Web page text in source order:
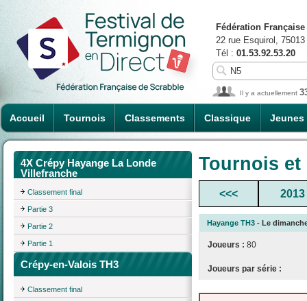
Accueil Tournois Classements Classique Jeunes
Fédération
22 rue Esquirol,
Tél : 01.53.92.53.20
Il y a actuellement
4X Crépy Hayange La Londe
Villefranche
Classement final
Partie 3
Partie 2
Partie 1
Crépy-en-Valois TH3
Classement final
Tournois
<<< 2013
Hayange TH3 - Le
Joueurs : 80
Joueurs par série :